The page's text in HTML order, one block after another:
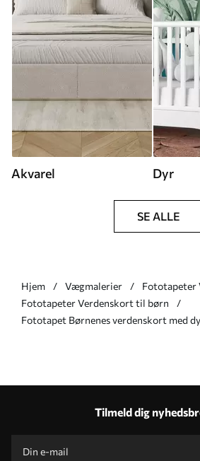
Akvarel Dyr
SE ALLE
Hjem Vægmalerier
Fototapeter
Fototapeter Verdenskort til børn
Fototapet Børnenes verdenskort med
Tilmeld dig